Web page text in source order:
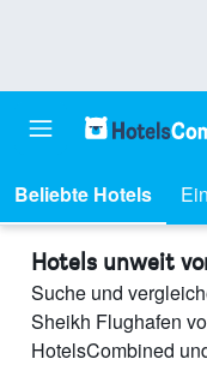
Beliebte Hotels
Hotels unweit
Suche und
Sheikh Flughafen
HotelsCombined